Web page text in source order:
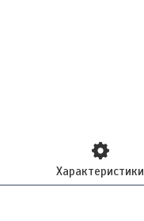
Характеристики